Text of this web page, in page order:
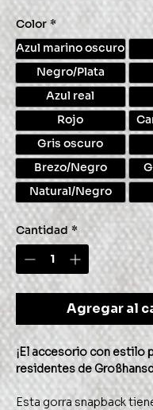
Color *
Azul marino oscuro
Negro/Plata
Azul real
Rojo
Gris oscuro
Brezo/Negro
Natural/Negro
Cantidad *
Agregar al
¡El accesorio con estilo
residentes de
Esta gorra snapback